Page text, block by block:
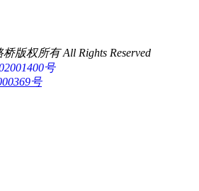
版权所有 All Rights Reserved
号
号